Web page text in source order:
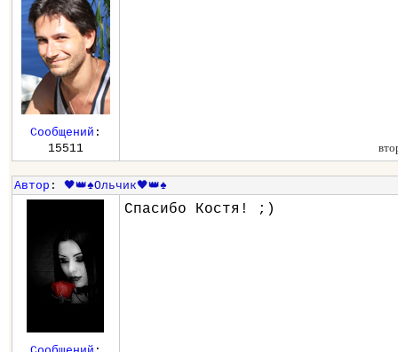
Сообщений :
15511
Автор : 🖤👑♠️Ольчик🖤👑♠️
Спасибо Костя! ;)